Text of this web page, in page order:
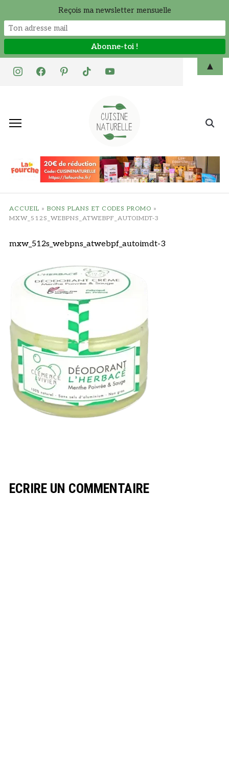
instagramfacebookpinteresttiktok youtube
Search
ACCUEIL » BONS PLANS ET CODES PROMO »
MXW_512S_WEBPNS_ATWEBPF_AUTOIMDT-3
mxw_512s_webpns_atwebpf_autoimdt-3
ECRIRE UN COMMENTAIRE
Reçois ma newsletter mensuelle
▲